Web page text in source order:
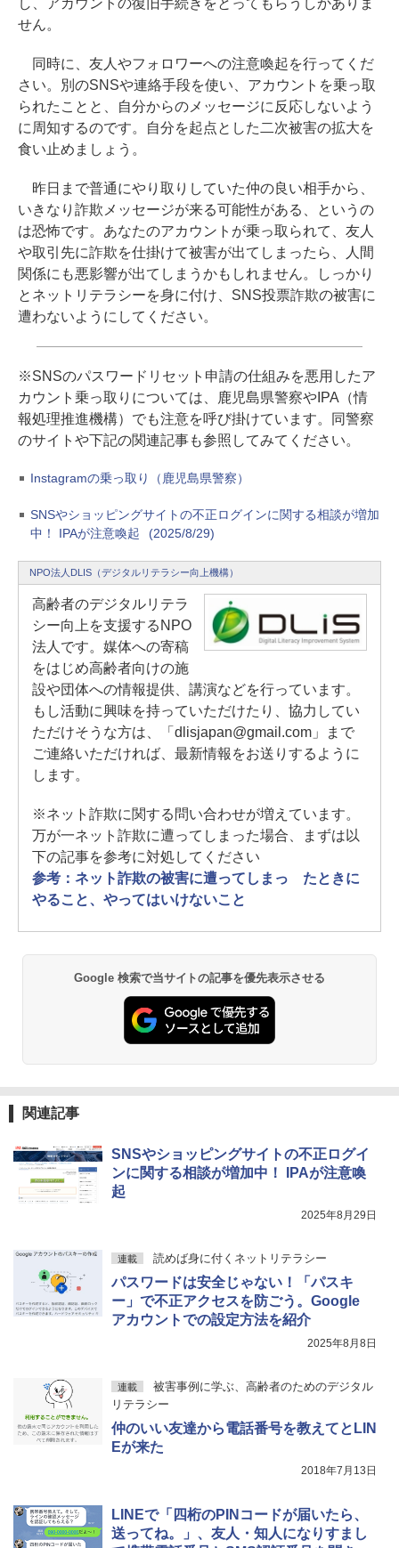
し、アカウントの復旧手続きをとってもらうしかありま
せん。
同時に、友人やフォロワーへの注意喚起を行ってくだ
さい。別のSNSや連絡手段を使い、アカウントを乗っ取
られたことと、自分からのメッセージに反応しないよう
に周知するのです。自分を起点とした二次被害の拡大を
食い止めましょう。
昨日まで普通にやり取りしていた仲の良い相手から、
いきなり詐欺メッセージが来る可能性がある、というの
は恐怖です。あなたのアカウントが乗っ取られて、友人
や取引先に詐欺を仕掛けて被害が出てしまったら、人間
関係にも悪影響が出てしまうかもしれません。しっかり
とネットリテラシーを身に付け、SNS投票詐欺の被害に
遭わないようにしてください。
※SNSのパスワードリセット申請の仕組みを悪用したア
カウント乗っ取りについては、鹿児島県警察やIPA（情
報処理推進機構）でも注意を呼び掛けています。同警察
のサイトや下記の関連記事も参照してみてください。
Instagramの乗っ取り（鹿児島県警察）
SNSやショッピングサイトの不正ログインに関する相談が増加
中！ IPAが注意喚起
(2025/8/29)
NPO法人DLIS（デジタルリテラシー向上機構）
高齢者のデジタルリテラ
シー向上を支援するNPO
法人です。媒体への寄稿
をはじめ高齢者向けの施
設や団体への情報提供、講演などを行っています。
もし活動に興味を持っていただけたり、協力してい
ただけそうな方は、「dlisjapan@gmail.com」まで
ご連絡いただければ、最新情報をお送りするように
します。
※ネット詐欺に関する問い合わせが増えています。
万が一ネット詐欺に遭ってしまった場合、まずは以
下の記事を参考に対処してください
参考：ネット詐欺の被害に遭ってしまっ たときに
やること、やってはいけないこと
Google 検索で当サイトの記事を優先表示させる
関連記事
SNSやショッピングサイトの不正ログイ
ンに関する相談が増加中！ IPAが注意喚
起
2025年8月29日
連載 読めば身に付くネットリテラシー
パスワードは安全じゃない！「パスキ
ー」で不正アクセスを防ごう。Google
アカウントでの設定方法を紹介
2025年8月8日
連載
被害事例に学ぶ、高齢者のためのデジタル
リテラシー
仲のいい友達から電話番号を教えてとLIN
Eが来た
2018年7月13日
LINEで「四桁のPINコードが届いたら、
送ってね。」、友人・知人になりすまし